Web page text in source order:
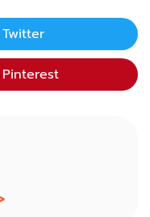
Twitter
Pinterest